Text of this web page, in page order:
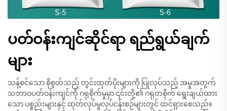
ပတ်ဝန်းကျင်ဆိုင်ရာ ရည်ရွယ်ချက်
များ
သန့်စင်သော စိုစွတ်သည့် တွင်းထုတ်ပိုးများကို ပြုလုပ်သည့် အမှုအတွက်
သဘာဝပတ်ဝန်းကျင်ကို ဂရုစိုက်မှုမှာ ၎င်းတို့၏ ဂရုတစိုက် ရွေးချယ်ထား
သော ပစ္စည်းများနှင့် ထုတ်လုပ်မှုလုပ်ငန်းစဉ်များတွင် ထင်ရှားစေသည်။